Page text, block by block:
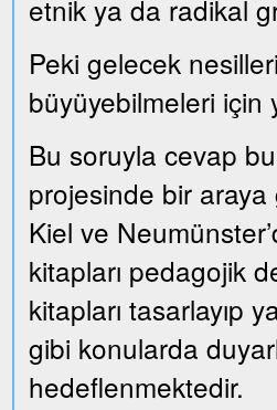
etnik ya da radikal
Peki gelecek
büyüyebilmeleri için
Bu soruyla cevap
projesinde bir araya
Kiel ve
kitapları pedagojik
kitapları tasarlayıp
gibi konularda
hedeflenmektedir.